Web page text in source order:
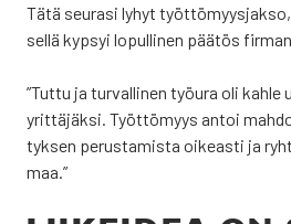
Tätä seu­ra­si lyhyt
sel­lä kyp­syi lopul­li­nen pää­tös
”Tut­tu ja tur­val­li­nen työ­ura oli kah­le
yrit­tä­jäk­si. Työt­tö­myys antoi
tyk­sen perus­ta­mis­ta oikeas­ti ja
maa.”